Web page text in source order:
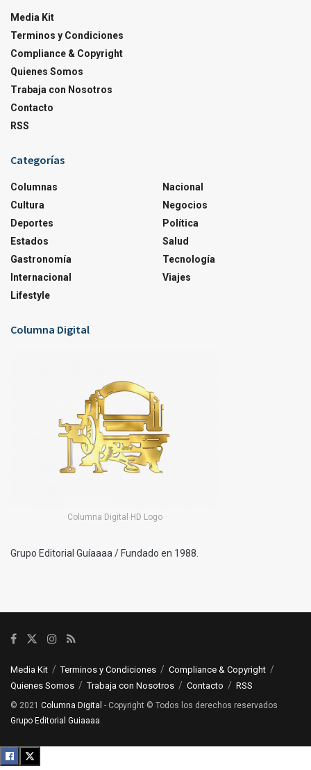
Media Kit
Terminos y Condiciones
Compliance & Copyright
Quienes Somos
Trabaja con Nosotros
Contacto
RSS
Categorías
Columnas
Cultura
Deportes
Estados
Gastronomía
Internacional
Lifestyle
Nacional
Negocios
Política
Salud
Tecnología
Viajes
Columna Digital
Columna Digital HD Logo
Grupo Editorial Guíaaaa / Fundado en 1988.
Media Kit Terminos y Condiciones
Compliance & Copyright
Quienes Somos
Trabaja con Nosotros Contacto RSS
© 2021 Columna Digital - Copyright © Todos los derechos reservados
Grupo Editorial Guiaaaa